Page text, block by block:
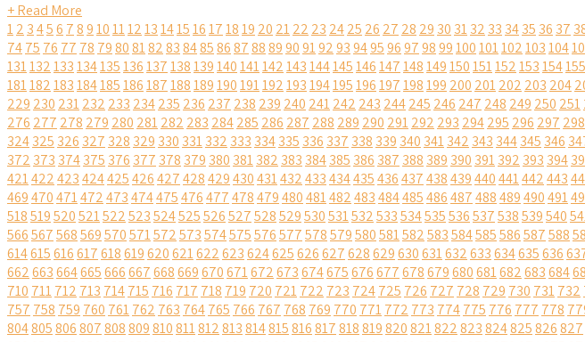
+ Read More
12 3456 78910111213141516171819 20 2122 23 2425 26 27 28 29 30 3132 33 3435 36 37
7475 76 77 78 798081828384858687888990919293949596979899100101102103104
131132133134135136137138139140141142143144145146147148149150151152153154155
181182183184185186187188189190191192193194195196197198199 200 201202 203 204
229 230 231232 233 234235 236 237 238 239 240 241242 243 244245 246 247 248 249 250 251
276 277 278 279 280 281282 283 284285 286 287 288 289 290 291292 293 294295 296 297 298
324325 326 327 328 329 330 331332 333 334335 336 337 338 339 340 341342 343 344345 346
372 373 374375 376 377 378 379 380 381382 383 384385 386 387 388 389 390 391392 393 394
421422423424425426427428429430431432433434435436437438439440441442443
469470471472473474475476477478479480481482483484485486487488489490491
518519520521522523524525526527528529530531532533534535536537538539540
566567568569570571572573574575576577578579580581582583584585586587588
614615616617618619620621622623624625626627628629630631632633634635636
662663664665666667668669670671672673674675676677678679680681682683684
710 711712 713 714715 716 717 718 719 720 721722 723 724725 726 727 728 729 730 731732
757 758 759 760 761762 763 764765 766 767 768 769 770 771772 773 774775 776 777 778
804805806807808809810811812813814815816817818819820821822823824825826827